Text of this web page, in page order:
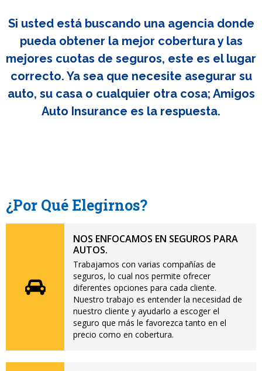
Si usted está buscando una agencia donde
pueda obtener la mejor cobertura y las
mejores cuotas de seguros, este es el lugar
correcto. Ya sea que necesite asegurar su
auto, su casa o cualquier otra cosa; Amigos
Auto Insurance es la respuesta.
¿Por Qué Elegirnos?
NOS ENFOCAMOS EN SEGUROS PARA
AUTOS.
Trabajamos con varias compañías de
seguros, lo cual nos permite ofrecer
diferentes opciones para cada cliente.
Nuestro trabajo es entender la necesidad de
nuestro cliente y ayudarlo a escoger el
seguro que más le favorezca tanto en el
precio como en cobertura.